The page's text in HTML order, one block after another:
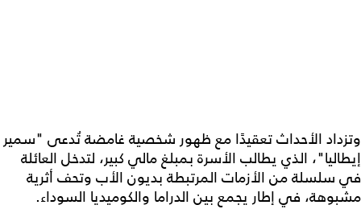
وتزداد الأحداث تعقيدًا مع ظهور شخصية غامضة تُدعى "سمير
إيطاليا"، الذي يطالب الأسرة بمبلغ مالي كبير، لتدخل العائلة
في سلسلة من الأزمات المرتبطة بديون الأب وتحف أثرية
مشبوهة، في إطار يجمع بين الدراما والكوميديا السوداء.